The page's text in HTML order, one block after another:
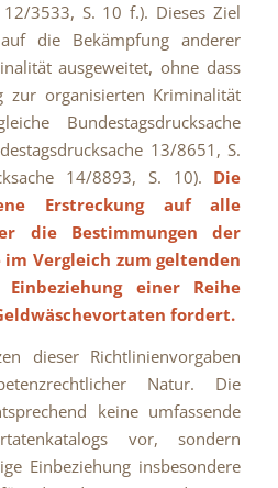
12/3533, S. 10 f.). Dieses Ziel
die Bekämpfung anderer
ausgeweitet, ohne dass
zur organisierten Kriminalität
Bundestagsdrucksache
13/8651, S.
14/8893, S. 10). Die
Erstreckung auf alle
die Bestimmungen der
Vergleich zum geltenden
einer Reihe
fordert.
dieser Richtlinienvorgaben
Natur. Die
keine umfassende
vor, sondern
Einbeziehung insbesondere